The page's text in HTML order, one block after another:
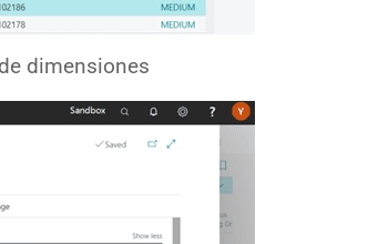
dimensiones